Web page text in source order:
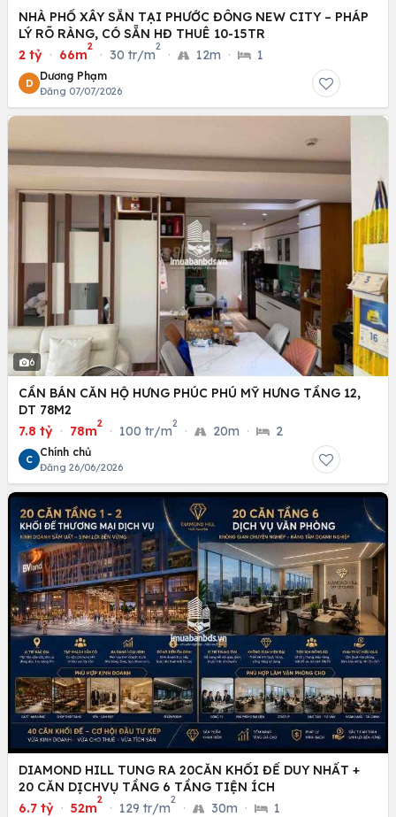
NHÀ PHỐ XÂY SẴN TẠI PHƯỚC ĐÔNG NEW CITY – PHÁP
LÝ RÕ RÀNG, CÓ SẴN HĐ THUÊ 10-15TR
2 tỷ · 66m
2
· 30 tr/m
2
· 12m · 1
D
Dương Phạm
Đăng 07/07/2026
6
CẦN BÁN CĂN HỘ HƯNG PHÚC PHÚ MỸ HƯNG TẦNG 12,
DT 78M2
7.8 tỷ · 78m
2
· 100 tr/m
2
· 20m · 2
C
Chính chủ
Đăng 26/06/2026
DIAMOND HILL TUNG RA 20CĂN KHỐI ĐẾ DUY NHẤT +
20 CĂN DỊCHVỤ TẦNG 6 TẦNG TIỆN ÍCH
6.7 tỷ · 52m
2
· 129 tr/m
2
· 30m · 1